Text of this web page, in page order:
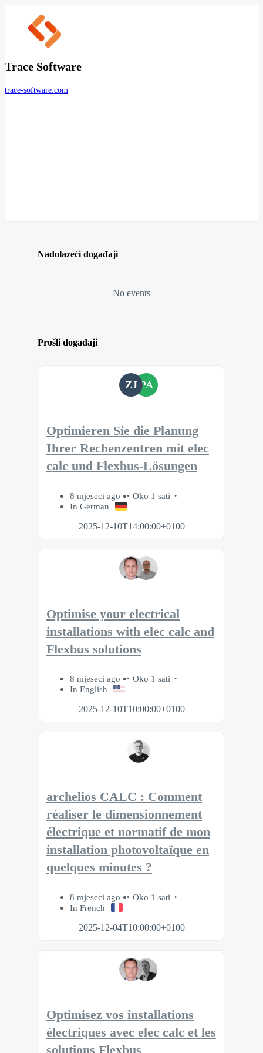
Trace Software
trace-software.com
Nadolazeći događaji
No events
Prošli događaji
ZJ PA
Optimieren Sie die Planung
Ihrer Rechenzentren mit elec
calc und Flexbus-Lösungen
8 mjeseci ago
Oko 1 sati
In German
2025-12-10T14:00:00+0100
Optimise your electrical
installations with elec calc and
Flexbus solutions
8 mjeseci ago
Oko 1 sati
In English
2025-12-10T10:00:00+0100
archelios CALC : Comment
réaliser le dimensionnement
électrique et normatif de mon
installation photovoltaïque en
quelques minutes ?
8 mjeseci ago
Oko 1 sati
In French
2025-12-04T10:00:00+0100
Optimisez vos installations
électriques avec elec calc et les